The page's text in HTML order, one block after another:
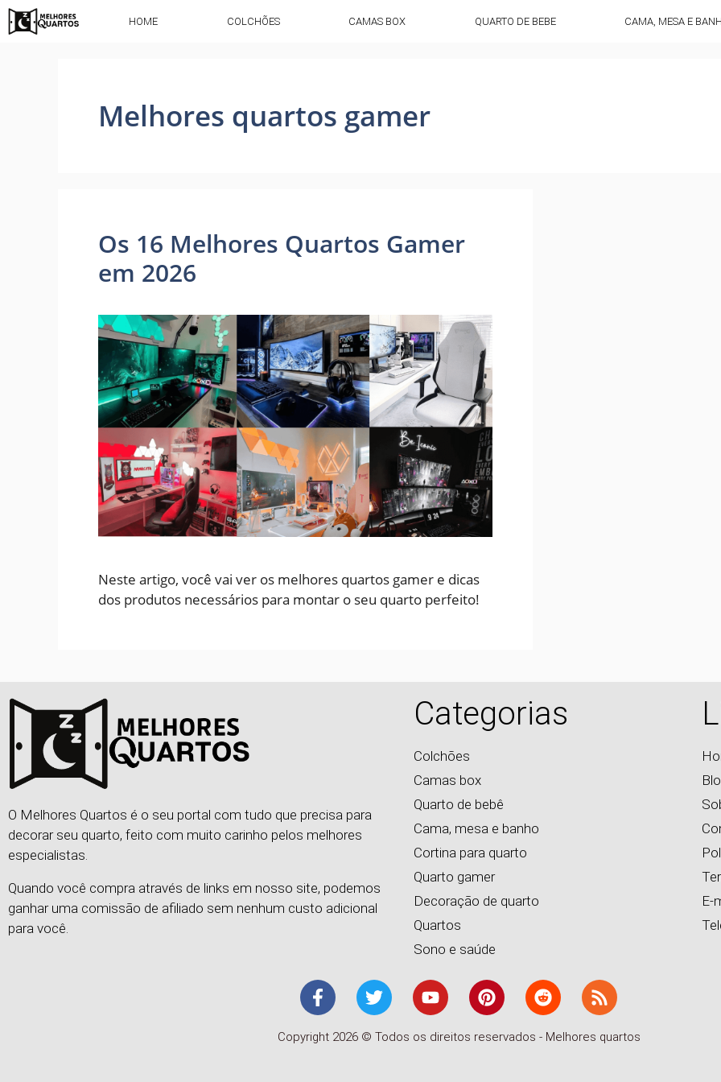
HOME COLCHÕES CAMAS BOX QUARTO DE BEBE CAMA, MESA E
Melhores quartos gamer
Os 16 Melhores Quartos Gamer
em 2026
Neste artigo, você vai ver os melhores quartos gamer e dicas
dos produtos necessários para montar o seu quarto perfeito!
O Melhores Quartos é o seu portal com tudo que precisa para
decorar seu quarto, feito com muito carinho pelos melhores
especialistas.
Quando você compra através de links em nosso site, podemos
ganhar uma comissão de afiliado sem nenhum custo adicional
para você.
Categorias
Colchões
Camas box
Quarto de bebê
Cama, mesa e banho
Cortina para quarto
Quarto gamer
Decoração de quarto
Quartos
Sono e saúde
E-
Copyright 2026 © Todos os direitos reservados - Melhores quartos